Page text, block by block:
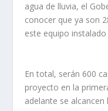
agua de lluvia, el
conocer que ya son
este equipo
En total, serán 600
proyecto en la
adelante se